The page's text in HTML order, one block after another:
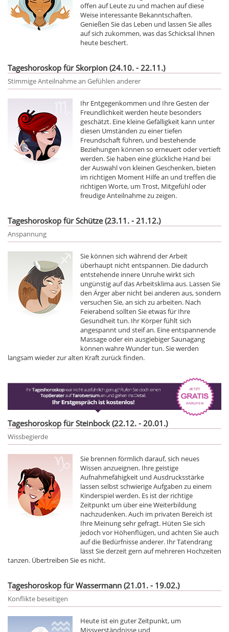
offen auf Leute zu und machen auf diese
Weise interessante Bekanntschaften.
Genießen Sie das Leben und lassen Sie alles
auf sich zukommen, was das Schicksal Ihnen
heute beschert.
Tageshoroskop für Skorpion (24.10. - 22.11.)
Stimmige Anteilnahme an Gefühlen anderer
Ihr Entgegenkommen und Ihre Gesten der
Freundlichkeit werden heute besonders
geschätzt. Eine kleine Gefälligkeit kann unter
diesen Umständen zu einer tiefen
Freundschaft führen, und bestehende
Beziehungen können so erneuert oder vertieft
werden. Sie haben eine glückliche Hand bei
der Auswahl von kleinen Geschenken, bieten
im richtigen Moment Hilfe an und treffen die
richtigen Worte, um Trost, Mitgefühl oder
freudige Anteilnahme zu zeigen.
Tageshoroskop für Schütze (23.11. - 21.12.)
Anspannung
Sie können sich während der Arbeit
überhaupt nicht entspannen. Die dadurch
entstehende innere Unruhe wirkt sich
ungünstig auf das Arbeitsklima aus. Lassen Sie
den Ärger aber nicht bei anderen aus, sondern
versuchen Sie, an sich zu arbeiten. Nach
Feierabend sollten Sie etwas für Ihre
Gesundheit tun. Ihr Körper fühlt sich
angespannt und steif an. Eine entspannende
Massage oder ein ausgiebiger Saunagang
können wahre Wunder tun. Sie werden
langsam wieder zur alten Kraft zurück finden.
Tageshoroskop für Steinbock (22.12. - 20.01.)
Wissbegierde
Sie brennen förmlich darauf, sich neues
Wissen anzueignen. Ihre geistige
Aufnahmefähigkeit und Ausdrucksstärke
lassen selbst schwierige Aufgaben zu einem
Kinderspiel werden. Es ist der richtige
Zeitpunkt um über eine Weiterbildung
nachzudenken. Auch im privaten Bereich ist
Ihre Meinung sehr gefragt. Hüten Sie sich
jedoch vor Höhenflügen, und achten Sie auch
auf die Bedürfnisse anderer. Ihr Tatendrang
lässt Sie derzeit gern auf mehreren Hochzeiten
tanzen. Übertreiben Sie es nicht.
Tageshoroskop für Wassermann (21.01. - 19.02.)
Konflikte beseitigen
Heute ist ein guter Zeitpunkt, um
Missverständnisse und